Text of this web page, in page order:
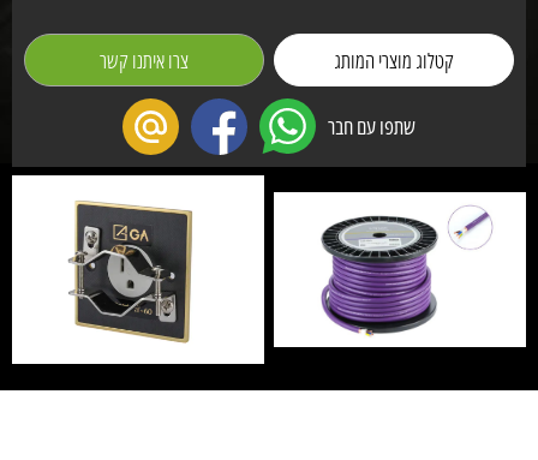
קטלוג מוצרי המותג צרו איתנו קשר
שתפו עם חבר